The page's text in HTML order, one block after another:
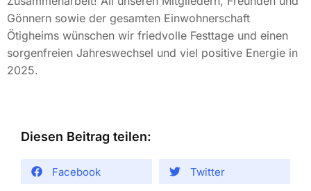
Gönnern sowie der gesamten Einwohnerschaft
Ötigheims wünschen wir friedvolle Festtage und einen
sorgenfreien Jahreswechsel und viel positive Energie in
2025.
Diesen Beitrag teilen:
Facebook Twitter